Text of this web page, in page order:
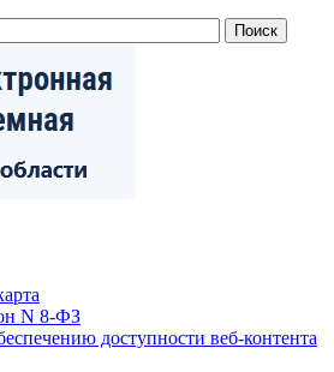
N 8-ФЗ
доступности веб-контента